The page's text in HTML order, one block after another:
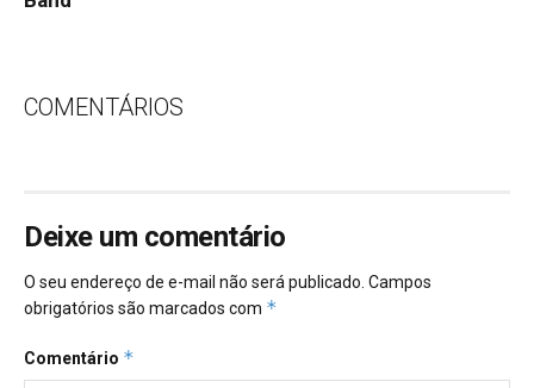
COMENTÁRIOS
Deixe um comentário
O seu endereço de e-mail não será publicado. Campos
obrigatórios são marcados com *
Comentário *